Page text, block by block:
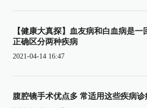
【健康大真探】血友病和白血病是
正确区分两种疾病
2021-04-14 16:47
腹腔镜手术优点多 常适用这些疾病诊